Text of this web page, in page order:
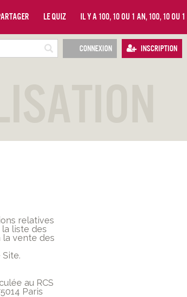
Le quiz Il y a 100, 10 ou 1 an, 100, 10 ou
Connexion Inscription
relatives
liste des
vente des
au RCS
Paris